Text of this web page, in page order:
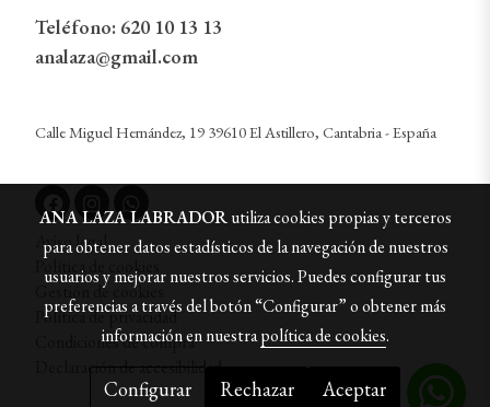
Teléfono: 620 10 13 13
analaza@gmail.com
Calle Miguel Hernández, 19 39610 El Astillero, Cantabria - España
Aviso legal
Política de cookies
Gestión de cookies
Política de privacidad
Condiciones de compra
Declaración de accesibilidad
ANA LAZA LABRADORutiliza cookies propias y terceros
para obtener datos estadísticos de la navegación de nuestros
usuarios y mejorar nuestros servicios. Puedes configurar tus
preferencias a través del botón “Configurar” o obtener más
información en nuestrapolítica de cookies.
Configurar Rechazar Aceptar